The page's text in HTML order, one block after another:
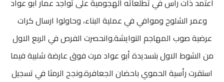
وعمر الشلوح وموافي في عملية البناء، وحاولوا ارسال كرات
عرضية صوب المهاجم النوايشة.وانحصرت الفرص في الربع الاول
من الشوط الاول بتسديدة أبو عواد مرت فوق عارضة شلبية فيما
استقرت رأسية الحموي باحضان الجعافرة.ونجح الرمثا في تسجيل